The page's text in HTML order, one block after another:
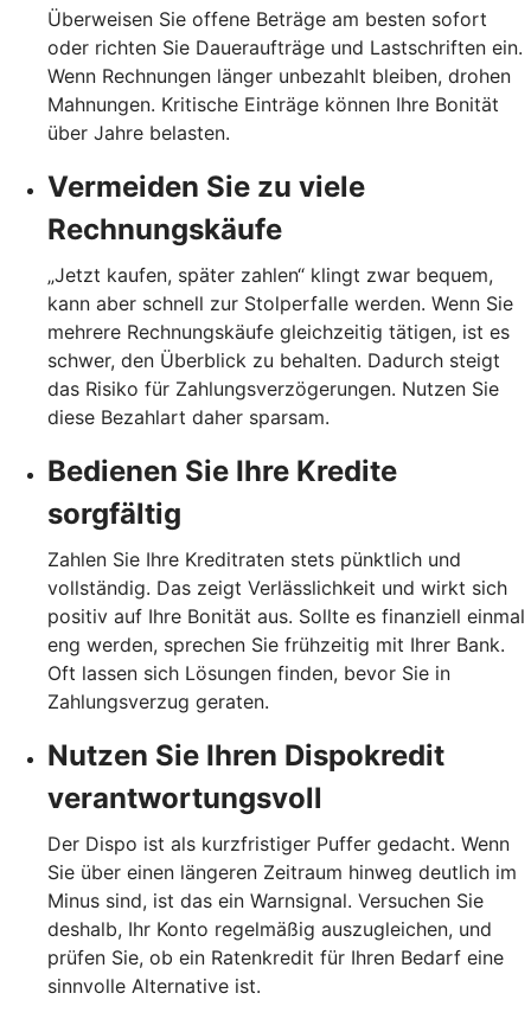
Überweisen Sie offene Beträge am besten sofort
oder richten Sie Daueraufträge und Lastschriften ein.
Wenn Rechnungen länger unbezahlt bleiben, drohen
Mahnungen. Kritische Einträge können Ihre Bonität
über Jahre belasten.
Vermeiden Sie zu viele
Rechnungskäufe
„Jetzt kaufen, später zahlen“ klingt zwar bequem,
kann aber schnell zur Stolperfalle werden. Wenn Sie
mehrere Rechnungskäufe gleichzeitig tätigen, ist es
schwer, den Überblick zu behalten. Dadurch steigt
das Risiko für Zahlungsverzögerungen. Nutzen Sie
diese Bezahlart daher sparsam.
Bedienen Sie Ihre Kredite
sorgfältig
Zahlen Sie Ihre Kreditraten stets pünktlich und
vollständig. Das zeigt Verlässlichkeit und wirkt sich
positiv auf Ihre Bonität aus. Sollte es finanziell einmal
eng werden, sprechen Sie frühzeitig mit Ihrer Bank.
Oft lassen sich Lösungen finden, bevor Sie in
Zahlungsverzug geraten.
Nutzen Sie Ihren Dispokredit
verantwortungsvoll
Der Dispo ist als kurzfristiger Puffer gedacht. Wenn
Sie über einen längeren Zeitraum hinweg deutlich im
Minus sind, ist das ein Warnsignal. Versuchen Sie
deshalb, Ihr Konto regelmäßig auszugleichen, und
prüfen Sie, ob ein Ratenkredit für Ihren Bedarf eine
sinnvolle Alternative ist.